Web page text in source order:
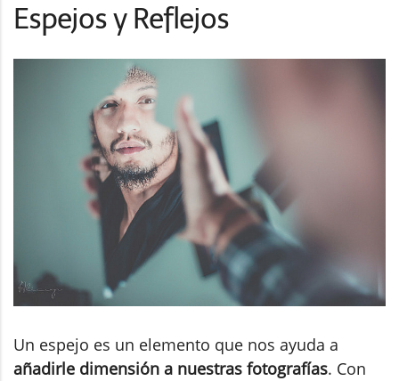
Espejos y Reflejos
Un espejo es un elemento que nos ayuda a
añadirle dimensión a nuestras fotografías. Con